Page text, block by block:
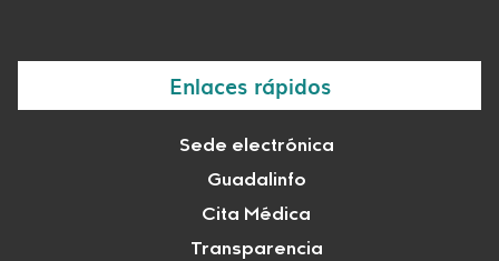
Enlaces rápidos
Sede electrónica
Guadalinfo
Cita Médica
Transparencia